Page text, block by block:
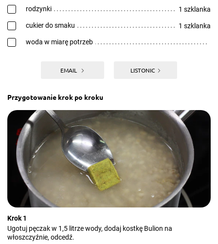
rodzynki 1 szklanka
cukier do smaku 1 szklanka
woda w miarę potrzeb
EMAIL LISTONIC
Przygotowanie krok po kroku
Krok 1
Ugotuj pęczak w 1,5 litrze wody, dodaj kostkę Bulion na
włoszczyźnie, odcedź.